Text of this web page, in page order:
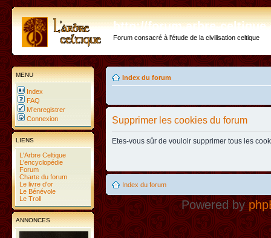
http://forum.arbre-
Forum consacré à l'étude de la civilisation celtique
MENU
Index
FAQ
M’enregistrer
Connexion
LIENS
L'Arbre Celtique
L'encyclopédie
Forum
Charte du forum
Le livre d'or
Le Bénévole
Le Troll
ANNONCES
Index du forum
Supprimer les cookies du forum
Etes-vous sûr de vouloir supprimer tous les
Index du forum
Powered by